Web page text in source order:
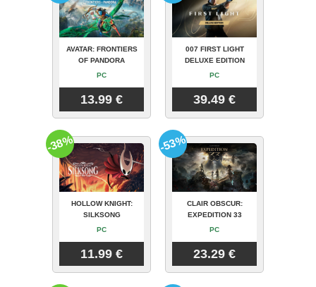
AVATAR: FRONTIERS
OF PANDORA
PC
13.99 €
007 FIRST LIGHT
DELUXE EDITION
PC
39.49 €
HOLLOW KNIGHT:
SILKSONG
PC
11.99 €
-38%
CLAIR OBSCUR:
EXPEDITION 33
PC
23.29 €
-53%